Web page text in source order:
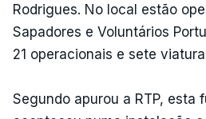
Rodrigues. No local estão
Sapadores e Voluntários
21 operacionais e sete
Segundo apurou a RTP, esta